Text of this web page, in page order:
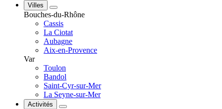
Villes
Bouches-du-Rhône
Cassis
La Ciotat
Aubagne
Aix-en-Provence
Var
Toulon
Bandol
Saint-Cyr-sur-Mer
La Seyne-sur-Mer
Activités